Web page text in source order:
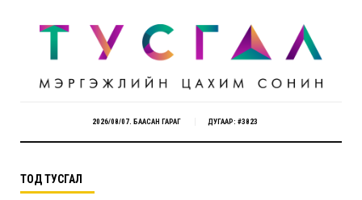
2026/08/07. БААСАН ГАРАГ ДУГААР: #3823
ТОД ТУСГАЛ